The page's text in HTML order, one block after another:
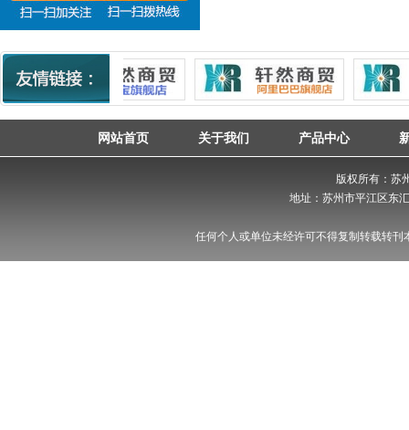
网站首页 关于我们 产品中心
版权所有：苏
地址：苏州市平江区东
任何个人或单位未经许可不得复制转载转